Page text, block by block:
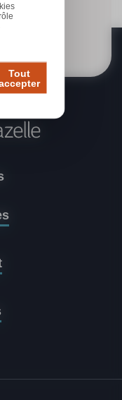
Tout